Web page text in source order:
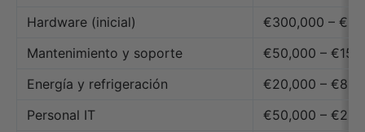
Hardware (inicial)
€300,000 –
Mantenimiento y soporte
€50,000 –
Energía y refrigeración
€20,000 –
Personal IT
€50,000 –